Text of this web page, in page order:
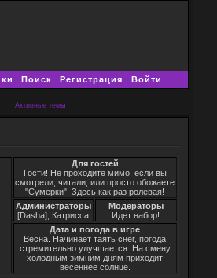
Поиск Регистрация Войти
Активные темы
Для гостей
Гости! Не проходите мимо, если вы
смотрели, читали, или просто обожаете
"Сумерки"! Здесь как раз ролевая!
Администраторы
[Dasha], Катрисса
Модераторы
Идет набор!
Дата и погода в игре
Весна. Начинает таять снег, погода
стремительно улучшается. На смену
холодным зимним дням приходит
весеннее солнце.